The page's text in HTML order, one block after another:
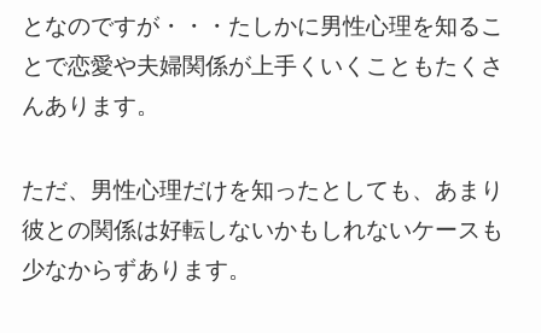
となのですが・・・たしかに男性心理を知るこ
とで恋愛や夫婦関係が上手くいくこともたくさ
んあります。
ただ、男性心理だけを知ったとしても、あまり
彼との関係は好転しないかもしれないケースも
少なからずあります。